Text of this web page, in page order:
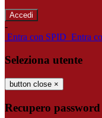
-
Entra con SPID Entra
Seleziona utente
button close ×
Recupero password